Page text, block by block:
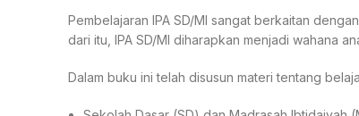
Pembelajaran IPA SD/MI sangat berkaitan
dari itu, IPA SD/MI diharapkan menjadi wahana
Dalam buku ini telah disusun materi tentang